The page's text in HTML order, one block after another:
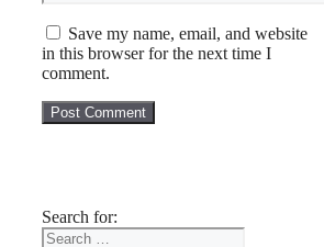
Save my name, email, and website
in this browser for the next time I
comment.
Search for: